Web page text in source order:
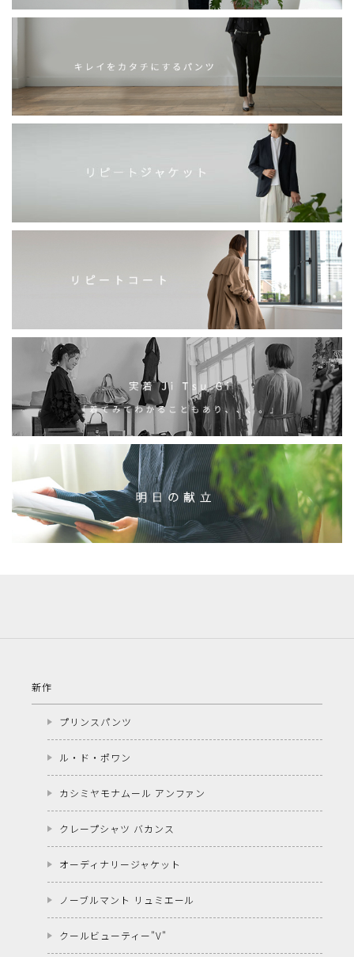
新作
プリンスパンツ
ル・ド・ポワン
カシミヤモナムール アンファン
クレープシャツ バカンス
オーディナリージャケット
ノーブルマント リュミエール
クールビューティー"V"